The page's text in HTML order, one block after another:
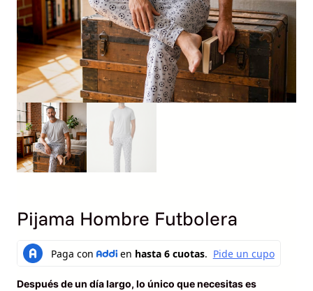
Pijama Hombre Futbolera
Después de un día largo, lo único que necesitas es